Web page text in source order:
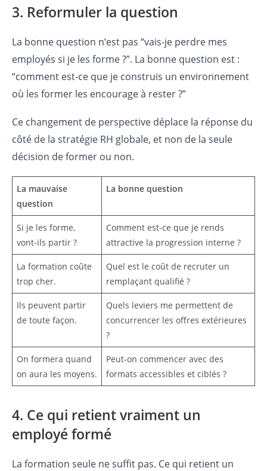
3. Reformuler la question
La bonne question n’est pas “vais-je perdre mes
employés si je les forme ?”. La bonne question est :
“comment est-ce que je construis un environnement
où les former les encourage à rester ?”
Ce changement de perspective déplace la réponse du
côté de la stratégie RH globale, et non de la seule
décision de former ou non.
La mauvaise
question
La bonne question
Si je les forme,
vont-ils partir ?
Comment est-ce que je rends
attractive la progression interne ?
La formation coûte
trop cher.
Quel est le coût de recruter un
remplaçant qualifié ?
Ils peuvent partir
de toute façon.
Quels leviers me permettent de
concurrencer les offres extérieures
?
On formera quand
on aura les moyens.
Peut-on commencer avec des
formats accessibles et ciblés ?
4. Ce qui retient vraiment un
employé formé
La formation seule ne suffit pas. Ce qui retient un